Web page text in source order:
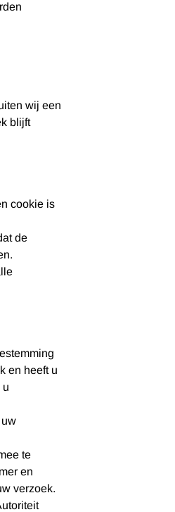
wij een
blijft
cookie is
de
en heeft u
u
te
en
verzoek.